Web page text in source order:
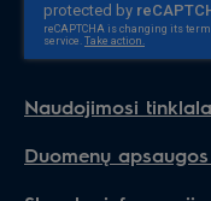
Naudojimosi
Duomenų